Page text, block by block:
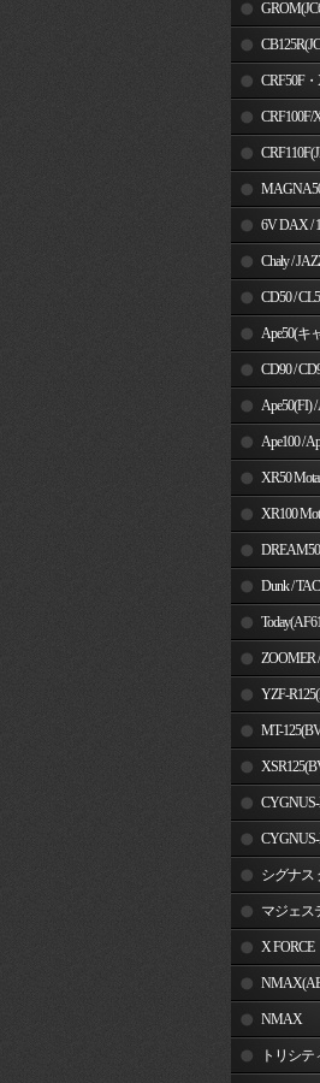
MSX125SF
MSX125
CRF50F
CRF100F/
6V DAX /
Chaly /
CD50 /
Ape50(キ
CD90 /
Ape50(FI) /
Ape100 /
XR50
XR100
DREAM50
Dunk /
ZOOMER
YZF-
MT-
125 シグナス
マジェス
X FORCE
NMAX
トリシテ